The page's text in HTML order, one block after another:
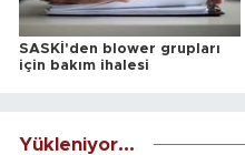
SASKİ'den blower grupları
için bakım ihalesi
Yükleniyor...